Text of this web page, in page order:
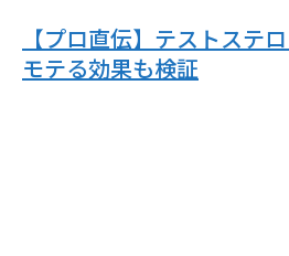
【プロ直伝】テストステ
モテる効果も検証